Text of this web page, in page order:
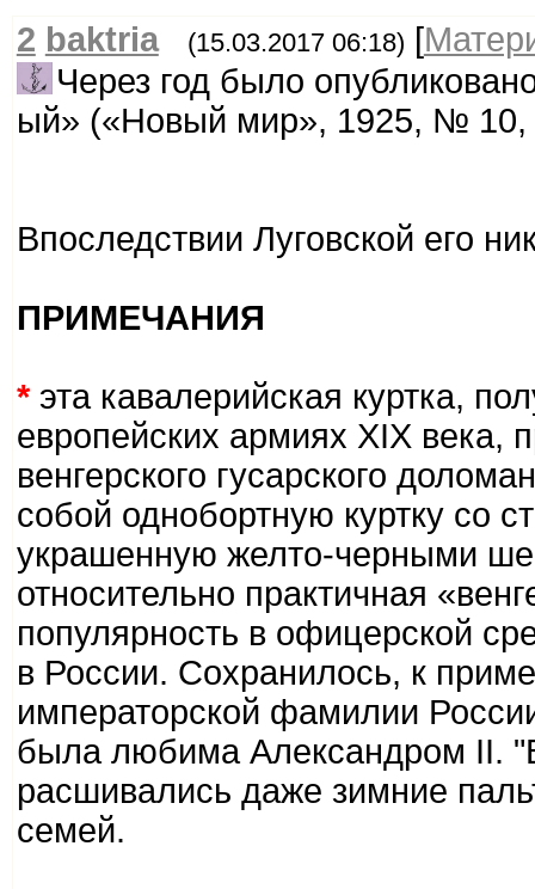
2 baktria (15.03.2017 06:18) [
Через год было
ый» («Новый мир», 1925, № 10,
Впоследствии Луговской его
ПРИМЕЧАНИЯ
*эта кавалерийская куртка,
европейских армиях XIX века,
венгерского гусарского
собой однобортную куртку со
украшенную желто-черными
относительно практичная
популярность в офицерской
в России. Сохранилось, к
императорской фамилии
была любима Александром II.
расшивались даже зимние
семей.